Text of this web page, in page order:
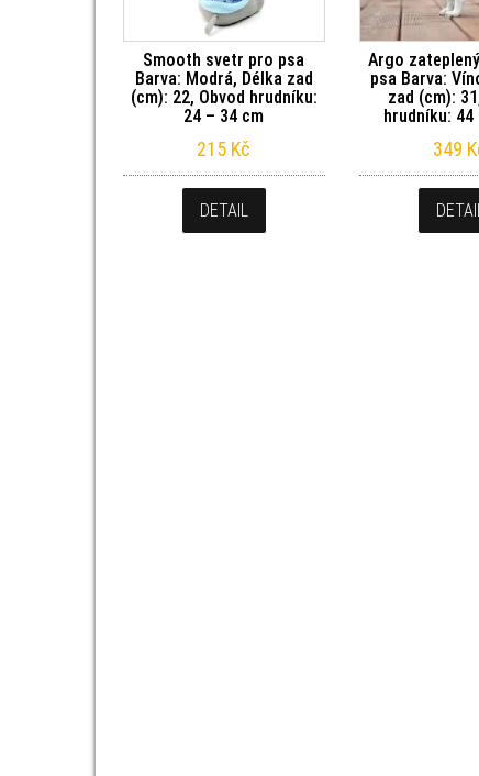
Smooth svetr pro psa
Barva: Modrá, Délka zad
(cm): 22, Obvod hrudníku:
24 – 34 cm
215 Kč
DETAIL
Argo
psa Barva:
zad (cm):
hrudníku: 44
349
DETAIL